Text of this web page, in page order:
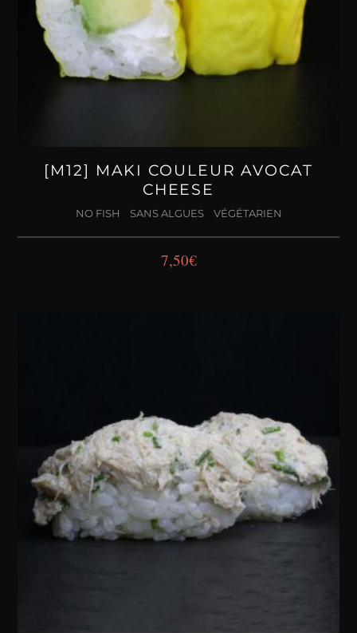
[M12] MAKI COULEUR AVOCAT
CHEESE
NO FISH SANS ALGUES VÉGÉTARIEN
7,50€